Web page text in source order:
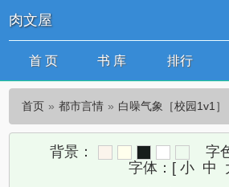
肉文屋
首 页 书 库 排行
首页 都市言情 白噪气象［校园1v1］
背景：
字
字体： [ 小 中